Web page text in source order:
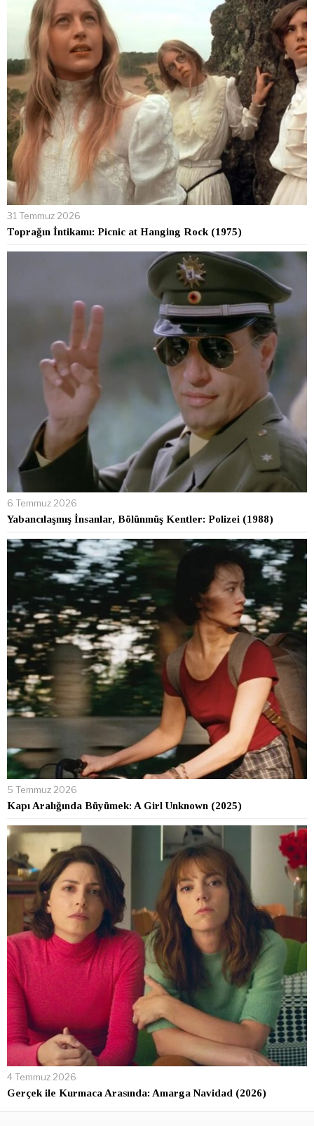
31 Temmuz 2026
Toprağın İntikamı: Picnic at Hanging Rock (1975)
6 Temmuz 2026
Yabancılaşmış İnsanlar, Bölünmüş Kentler: Polizei (1988)
5 Temmuz 2026
Kapı Aralığında Büyümek: A Girl Unknown (2025)
4 Temmuz 2026
Gerçek ile Kurmaca Arasında: Amarga Navidad (2026)